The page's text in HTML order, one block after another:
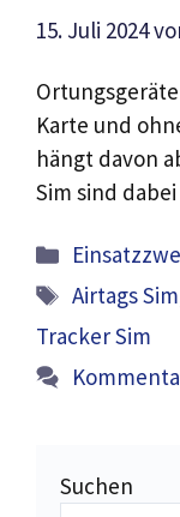
15. Juli 2024
Karte und
hängt davon
Sim sind
Kategorien
Airtags Sim
Tracker Sim
Suchen